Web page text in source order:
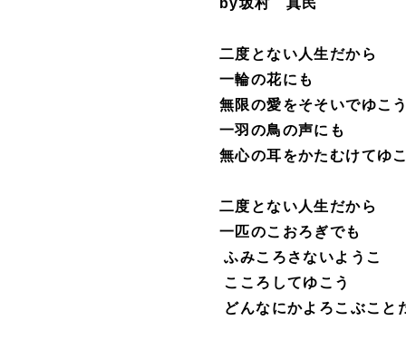
by坂村 真民
二度とない人生だから
一輪の花にも
無限の愛をそそいでゆこう
一羽の鳥の声にも
無心の耳をかたむけてゆ
二度とない人生だから
一匹のこおろぎでも
ふみころさないようこ
こころしてゆこう
どんなにかよろこぶこと